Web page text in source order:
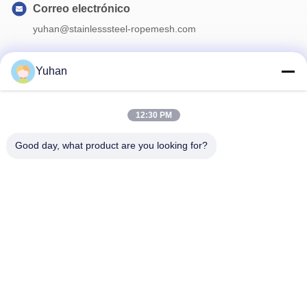
Correo electrónico
yuhan@stainlesssteel-ropemesh.com
Suscríbete a nuestro boletín para obtener descuentos y más.
Yuhan
12:30 PM
Good day, what product are you looking for?